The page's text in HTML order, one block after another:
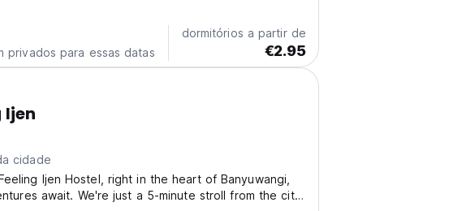
privados para essas datas
dormitórios a partir de
€2.95
Ijen
cidade
Ijen Hostel, right in the heart of Banyuwangi,
await. We're just a 5-minute stroll from the city